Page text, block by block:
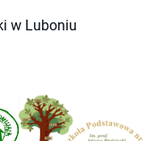
w Luboniu